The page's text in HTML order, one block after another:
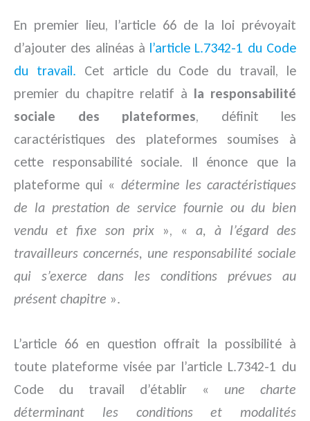
En premier lieu, l’article 66 de la loi prévoyait
d’ajouter des alinéas à l’article L.7342-1 du Code
du travail. Cet article du Code du travail, le
premier du chapitre relatif à la responsabilité
sociale des plateformes, définit les
caractéristiques des plateformes soumises à
cette responsabilité sociale. Il énonce que la
plateforme qui « détermine les caractéristiques
de la prestation de service fournie ou du bien
vendu et fixe son prix », « a, à l’égard des
travailleurs concernés, une responsabilité sociale
qui s’exerce dans les conditions prévues au
présent chapitre ».
L’article 66 en question offrait la possibilité à
toute plateforme visée par l’article L.7342-1 du
Code du travail d’établir « une charte
déterminant les conditions et modalités